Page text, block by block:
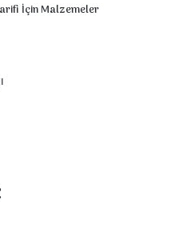
İçin Malzemeler